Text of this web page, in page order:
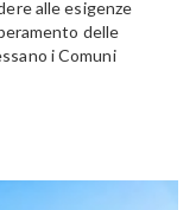
alle esigenze
delle
i Comuni